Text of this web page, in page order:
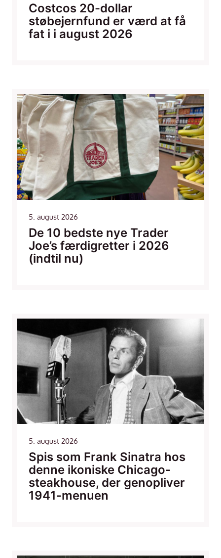
Costcos 20-dollar
støbejernfund er værd at få
fat i i august 2026
5. august 2026
De 10 bedste nye Trader
Joe’s færdigretter i 2026
(indtil nu)
5. august 2026
Spis som Frank Sinatra hos
denne ikoniske Chicago-
steakhouse, der genopliver
1941-menuen